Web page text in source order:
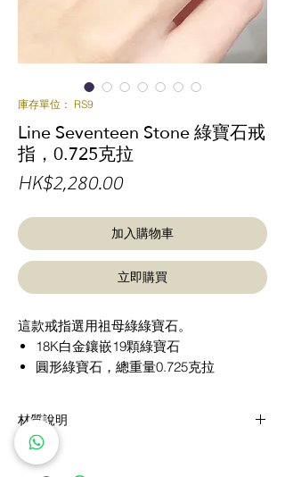
庫存單位： RS9
Line Seventeen Stone 綠寶石戒
指，0.725克拉
HK$2,280.00價
加入購物車
立即購買
這款戒指選用祖母綠綠寶石。
18K白金鑲嵌19顆綠寶石
圓形綠寶石，總重量0.725克拉
材質說明
PT950 鉑金：指此珠寶的合金含有95％的純
鉑金，並加入少量釕以使其更加堅固。由於鉑